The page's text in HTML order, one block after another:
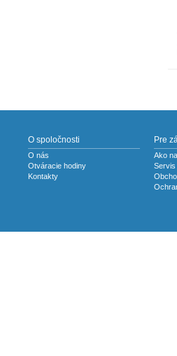
O spoločnosti
O nás
Otváracie hodiny
Kontakty
Pre
Ako
Servis